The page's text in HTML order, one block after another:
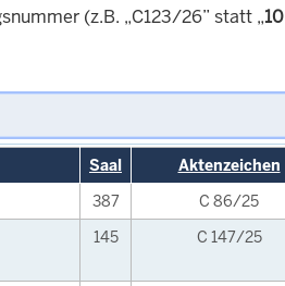
(z.B. „C123/26” statt „10
Saal Aktenzeichen
387
C 86/25
145 C 147/25